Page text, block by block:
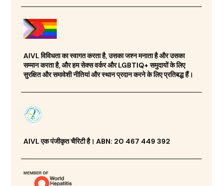
AIVL विविधता का स्वागत करता है, उसका जश्न मनाता है और उसका
सम्मान करता है, और हम सेक्स वर्कर और LGBTIQ+ समुदायों के लिए
सुरक्षित और समावेशी नीतियां और स्थान प्रदान करने के लिए प्रतिबद्ध हैं।
AIVL एक पंजीकृत चैरिटी है। ABN: 20 467 449 392